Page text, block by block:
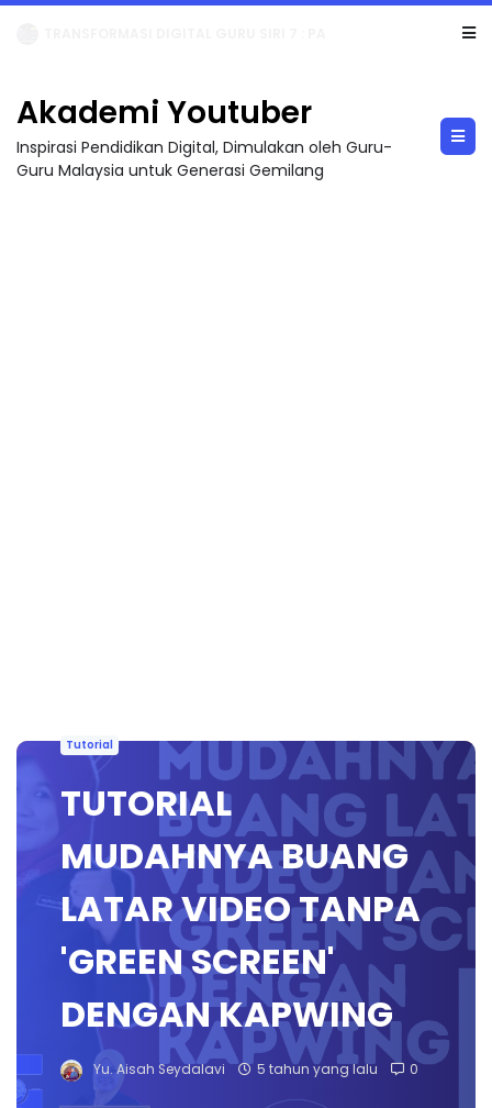
Akademi Youtuber
Inspirasi Pendidikan Digital, Dimulakan oleh Guru-
Guru Malaysia untuk Generasi Gemilang
Tutorial
TUTORIAL
MUDAHNYA BUANG
LATAR VIDEO TANPA
'GREEN SCREEN'
DENGAN KAPWING
Yu. Aisah Seydalavi 5 tahun yang lalu 0